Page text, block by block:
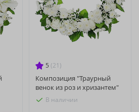
5 (21)
Композиция "Траурный
венок из роз и хризантем"
В наличии